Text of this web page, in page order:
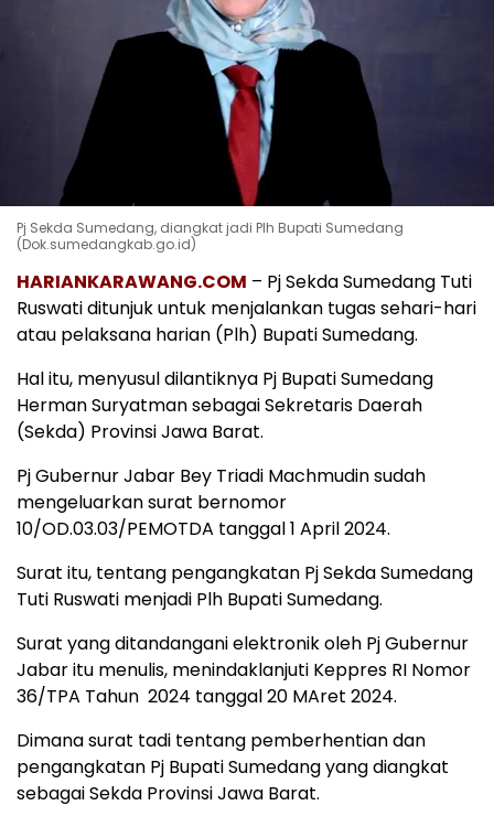
Pj Sekda Sumedang, diangkat jadi Plh Bupati Sumedang
(Dok.sumedangkab.go.id)
HARIANKARAWANG.COM – Pj Sekda Sumedang Tuti
Ruswati ditunjuk untuk menjalankan tugas sehari-hari
atau pelaksana harian (Plh) Bupati Sumedang.
Hal itu, menyusul dilantiknya Pj Bupati Sumedang
Herman Suryatman sebagai Sekretaris Daerah
(Sekda) Provinsi Jawa Barat.
Pj Gubernur Jabar Bey Triadi Machmudin sudah
mengeluarkan surat bernomor
10/OD.03.03/PEMOTDA tanggal 1 April 2024.
Surat itu, tentang pengangkatan Pj Sekda Sumedang
Tuti Ruswati menjadi Plh Bupati Sumedang.
Surat yang ditandangani elektronik oleh Pj Gubernur
Jabar itu menulis, menindaklanjuti Keppres RI Nomor
36/TPA Tahun 2024 tanggal 20 MAret 2024.
Dimana surat tadi tentang pemberhentian dan
pengangkatan Pj Bupati Sumedang yang diangkat
sebagai Sekda Provinsi Jawa Barat.